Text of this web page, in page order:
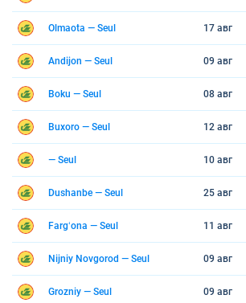
Olmaota — Seul 17 авг
Andijon — Seul 09 авг
Boku — Seul 08 авг
Buxoro — Seul 12 авг
— Seul 10 авг
Dushanbe — Seul 25 авг
Fargʻona — Seul 11 авг
Nijniy Novgorod — Seul 09 авг
Grozniy — Seul 09 авг